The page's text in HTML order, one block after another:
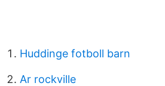
Huddinge fotboll barn
Ar rockville